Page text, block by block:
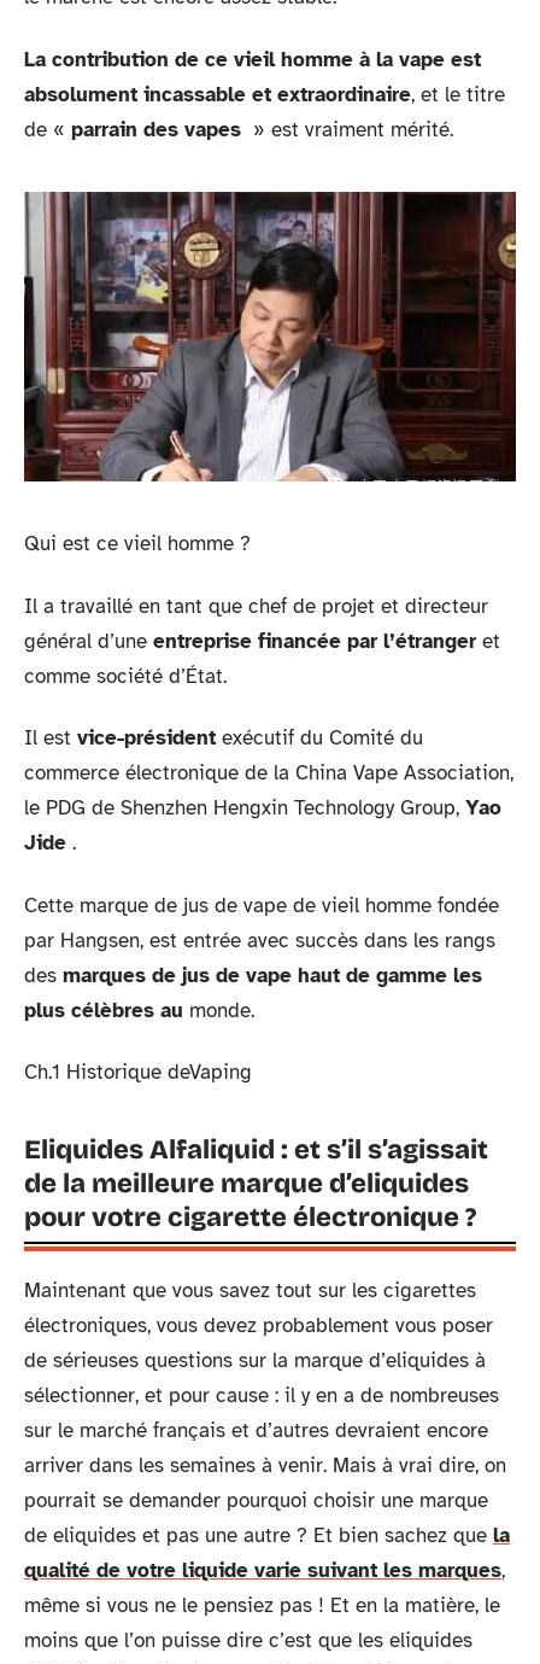
La contribution de ce vieil homme à la vape est
absolument incassable et extraordinaire, et le titre
de « parrain des vapes » est vraiment mérité.
Qui est ce vieil homme ?
Il a travaillé en tant que chef de projet et directeur
général d’une entreprise financée par l’étranger et
comme société d’État.
Il est vice-président exécutif du Comité du
commerce électronique de la China Vape Association,
le PDG de Shenzhen Hengxin Technology Group, Yao
Jide .
Cette marque de jus de vape de vieil homme fondée
par Hangsen, est entrée avec succès dans les rangs
des marques de jus de vape haut de gamme les
plus célèbres au monde.
Ch.1 Historique deVaping
Eliquides Alfaliquid : et s’il s’agissait
de la meilleure marque d’eliquides
pour votre cigarette électronique ?
Maintenant que vous savez tout sur les cigarettes
électroniques, vous devez probablement vous poser
de sérieuses questions sur la marque d’eliquides à
sélectionner, et pour cause : il y en a de nombreuses
sur le marché français et d’autres devraient encore
arriver dans les semaines à venir. Mais à vrai dire, on
pourrait se demander pourquoi choisir une marque
de eliquides et pas une autre ? Et bien sachez que la
qualité de votre liquide varie suivant les marques,
même si vous ne le pensiez pas ! Et en la matière, le
moins que l’on puisse dire c’est que les eliquides